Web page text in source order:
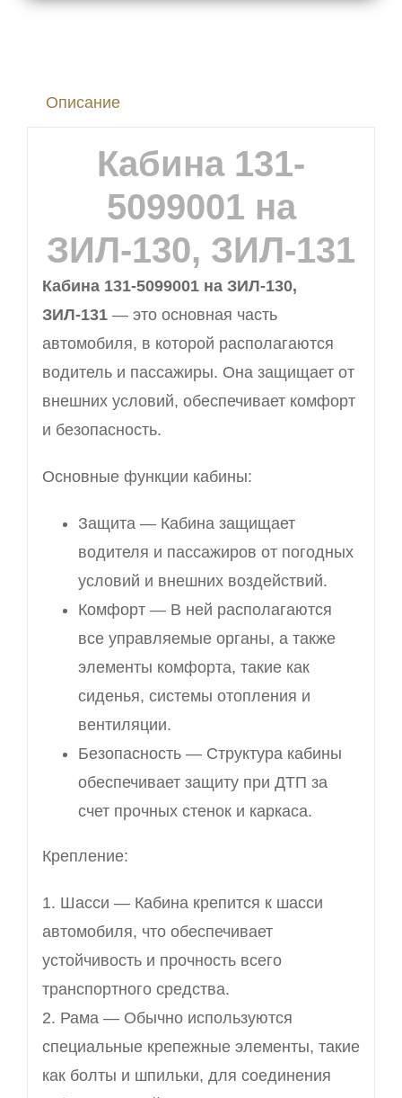
Описание
Кабина 131-
5099001 на
ЗИЛ-130, ЗИЛ-131
Кабина 131-5099001 на ЗИЛ-130,
ЗИЛ-131 — это основная часть
автомобиля, в которой располагаются
водитель и пассажиры. Она защищает от
внешних условий, обеспечивает комфорт
и безопасность.
Основные функции кабины:
Защита — Кабина защищает
водителя и пассажиров от погодных
условий и внешних воздействий.
Комфорт — В ней располагаются
все управляемые органы, а также
элементы комфорта, такие как
сиденья, системы отопления и
вентиляции.
Безопасность — Структура кабины
обеспечивает защиту при ДТП за
счет прочных стенок и каркаса.
Крепление:
1. Шасси — Кабина крепится к шасси
автомобиля, что обеспечивает
устойчивость и прочность всего
транспортного средства.
2. Рама — Обычно используются
специальные крепежные элементы, такие
как болты и шпильки, для соединения